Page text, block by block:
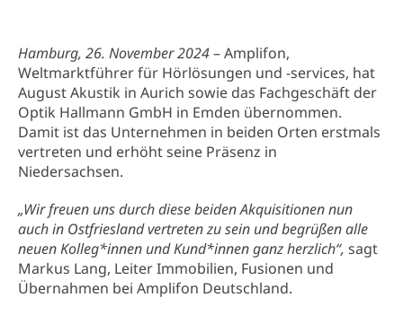
Hamburg, 26. November 2024– Amplifon,
Weltmarktführer für Hörlösungen und -services, hat
August Akustik in Aurich sowie das Fachgeschäft der
Optik Hallmann GmbH in Emden übernommen.
Damit ist das Unternehmen in beiden Orten erstmals
vertreten und erhöht seine Präsenz in
Niedersachsen.
„Wir freuen uns durch diese beiden Akquisitionen nun
auch in Ostfriesland vertreten zu sein und begrüßen alle
neuen Kolleg*innen und Kund*innen ganz herzlich“, sagt
Markus Lang, Leiter Immobilien, Fusionen und
Übernahmen bei Amplifon Deutschland.